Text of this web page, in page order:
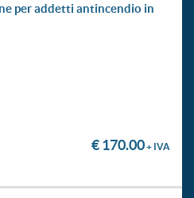
€ 170.00+ IVA